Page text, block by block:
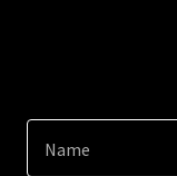
Name